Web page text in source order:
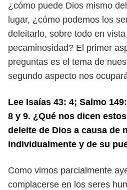
¿cómo puede Dios mismo
lugar, ¿cómo podemos los
deleitarlo, sobre todo en
pecaminosidad? El primer
preguntas es el tema de
segundo aspecto nos
Lee Isaías 43: 4; Salmo
8 y 9. ¿Qué nos dicen estos
deleite de Dios a causa de
individualmente y de su
Como vimos parcialmente
complacerse en los seres hu